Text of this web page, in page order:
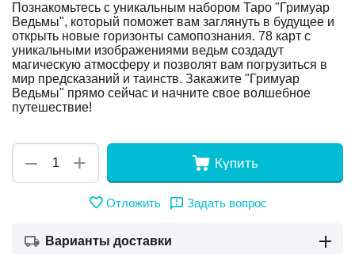
Познакомьтесь с уникальным набором Таро "Гримуар
Ведьмы", который поможет вам заглянуть в будущее и
открыть новые горизонты самопознания. 78 карт с
уникальными изображениями ведьм создадут
магическую атмосферу и позволят вам погрузиться в
мир предсказаний и таинств. Закажите "Гримуар
Ведьмы" прямо сейчас и начните свое волшебное
путешествие!
+
− Купить
Отложить Задать вопрос
Варианты доставки